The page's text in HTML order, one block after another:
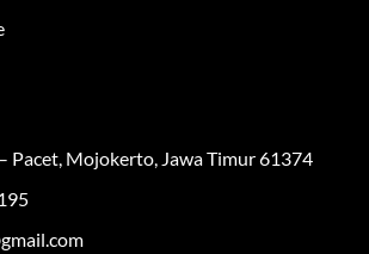
– Pacet, Mojokerto, Jawa Timur 61374